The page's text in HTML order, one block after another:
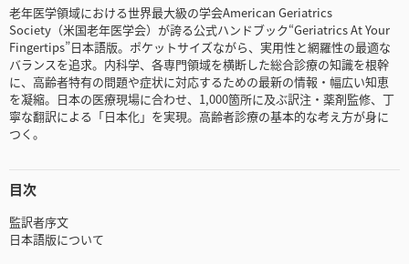
老年医学領域における世界最大級の学会American Geriatrics
Society（米国老年医学会）が誇る公式ハンドブック“Geriatrics At Your
Fingertips”日本語版。ポケットサイズながら、実用性と網羅性の最適な
バランスを追求。内科学、各専門領域を横断した総合診療の知識を根幹
に、高齢者特有の問題や症状に対応するための最新の情報・幅広い知恵
を凝縮。日本の医療現場に合わせ、1,000箇所に及ぶ訳注・薬剤監修、丁
寧な翻訳による「日本化」を実現。高齢者診療の基本的な考え方が身に
つく。
目次
監訳者序文
日本語版について